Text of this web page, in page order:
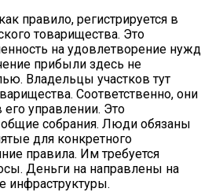
правило, регистрируется в
товарищества. Это
на удовлетворение нужд
прибыли здесь не
Владельцы участков тут
Соответственно, они
управлении. Это
общие собрания. Люди обязаны
для конкретного
правила. Им требуется
Деньги на направлены на
инфраструктуры.